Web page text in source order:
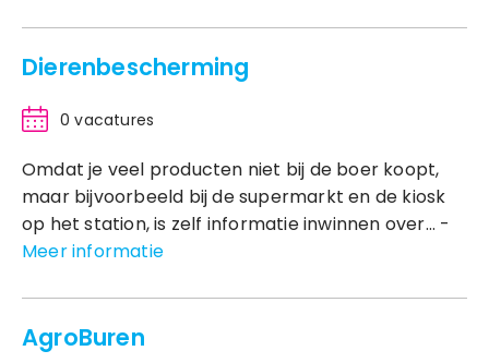
Dierenbescherming
0 vacatures
Omdat je veel producten niet bij de boer koopt,
maar bijvoorbeeld bij de supermarkt en de kiosk
op het station, is zelf informatie inwinnen over... -
Meer informatie
AgroBuren